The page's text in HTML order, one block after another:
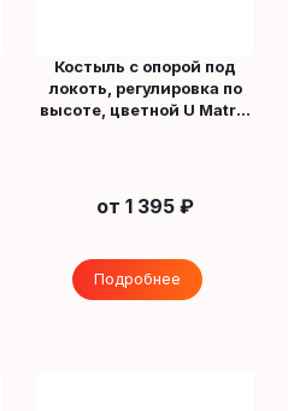
Костыль с опорой под
локоть, регулировка по
высоте, цветной U Matrix
от 1 395 ₽
Подробнее